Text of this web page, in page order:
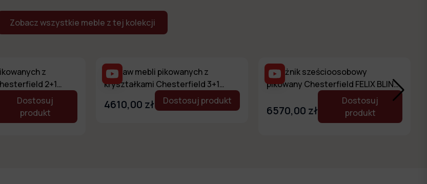
Zobacz wszystkie meble z tej kolekcji
z
2+1
Dostosuj
produkt
Zestaw mebli pikowanych z
kryształkami Chesterfield 3+1
4610,00 zł Dostosuj produkt
Narożnik sześcioosobowy
pikowany Chesterfield FELIX BLINK
3+E+2 z funkcją spania
6570,00 zł
Dostosuj
produkt